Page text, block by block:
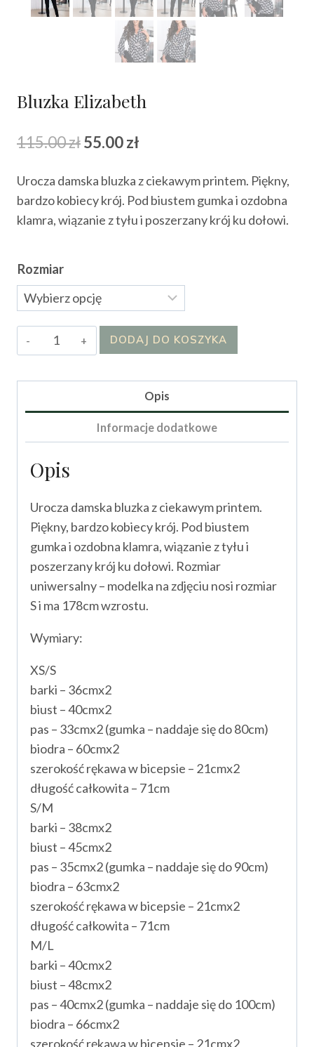
Bluzka Elizabeth
115.00złPierwotna
wynosiła:
115.00 zł.
55.00zł
wynosi:
55.00 zł.
Urocza damska bluzka z ciekawym printem. Piękny,
bardzo kobiecy krój. Pod biustem gumka i ozdobna
klamra, wiązanie z tyłu i poszerzany krój ku dołowi.
Rozmiar
ilość
Bluzka
DODAJ DO KOSZYKA
Opis
Informacje dodatkowe
Opis
Urocza damska bluzka z ciekawym printem.
Piękny, bardzo kobiecy krój. Pod biustem
gumka i ozdobna klamra, wiązanie z tyłu i
poszerzany krój ku dołowi. Rozmiar
uniwersalny – modelka na zdjęciu nosi rozmiar
S i ma 178cm wzrostu.
Wymiary:
XS/S
barki – 36cmx2
biust – 40cmx2
pas – 33cmx2 (gumka – naddaje się do 80cm)
biodra – 60cmx2
szerokość rękawa w bicepsie – 21cmx2
długość całkowita – 71cm
S/M
barki – 38cmx2
biust – 45cmx2
pas – 35cmx2 (gumka – naddaje się do 90cm)
biodra – 63cmx2
szerokość rękawa w bicepsie – 21cmx2
długość całkowita – 71cm
M/L
barki – 40cmx2
biust – 48cmx2
pas – 40cmx2 (gumka – naddaje się do 100cm)
biodra – 66cmx2
szerokość rękawa w bicepsie – 21cmx2